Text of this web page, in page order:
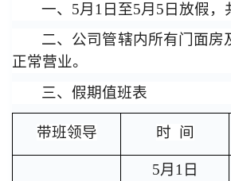
一、 5月1日至5月5日放假，
二、公司管辖内所有门面房
正常营业。
三、假期值班表
带班领导 时 间
5月1日